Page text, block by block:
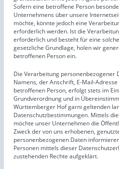
Sofern eine betroffene Person
Unternehmens über unsere
möchte, könnte jedoch eine
erforderlich werden. Ist die
erforderlich und besteht für eine
gesetzliche Grundlage, holen wir
betroffenen Person ein.
Die Verarbeitung personenbezogener
Namens, der Anschrift, E-Mail-
betroffenen Person, erfolgt stets im
Grundverordnung und in
Württemberger Hof garni geltenden
Datenschutzbestimmungen. Mittels
möchte unser Unternehmen die
Zweck der von uns erhobenen,
personenbezogenen Daten
Personen mittels dieser
zustehenden Rechte aufgeklärt.